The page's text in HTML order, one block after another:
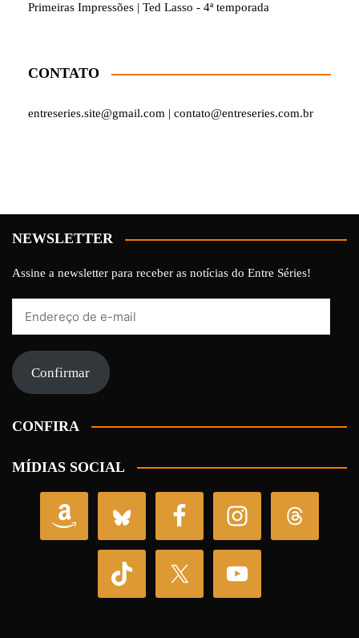
Primeiras Impressões | Ted Lasso - 4ª temporada
CONTATO
entreseries.site@gmail.com | contato@entreseries.com.br
NEWSLETTER
Assine a newsletter para receber as notícias do Entre Séries!
mail Confirmar
CONFIRA
MÍDIAS SOCIAL